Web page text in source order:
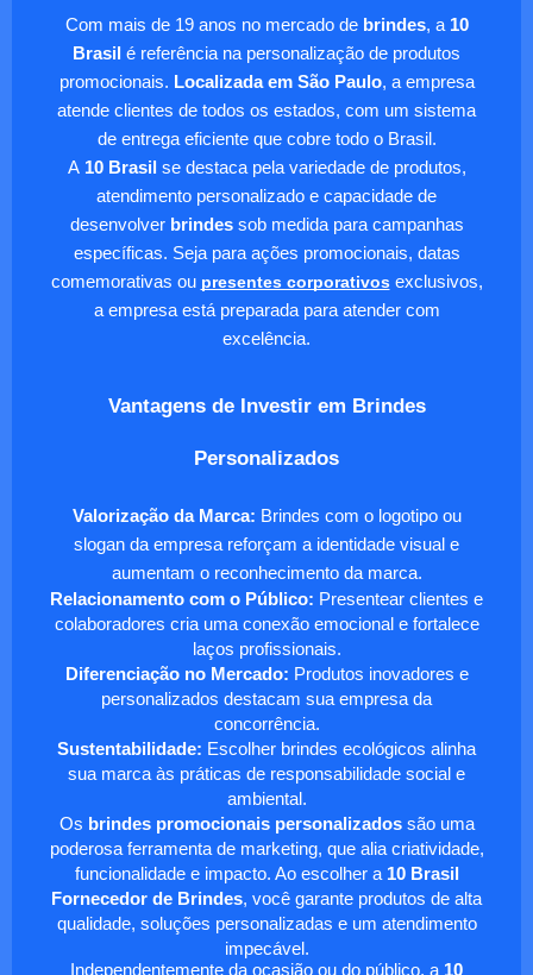
Com mais de 19 anos no mercado de brindes, a 10
Brasil é referência na personalização de produtos
promocionais. Localizada em São Paulo, a empresa
atende clientes de todos os estados, com um sistema
de entrega eficiente que cobre todo o Brasil.
A10 Brasil se destaca pela variedade de produtos,
atendimento personalizado e capacidade de
desenvolver brindessob medida para campanhas
específicas. Seja para ações promocionais, datas
comemorativas ou presentes corporativosexclusivos,
a empresa está preparada para atender com
excelência.
Vantagens de Investir em Brindes
Personalizados
Valorização da Marca: Brindes com o logotipo ou
slogan da empresa reforçam a identidade visual e
aumentam o reconhecimento da marca.
Relacionamento com o Público: Presentear clientes e
colaboradores cria uma conexão emocional e fortalece
laços profissionais.
Diferenciação no Mercado: Produtos inovadores e
personalizados destacam sua empresa da
concorrência.
Sustentabilidade: Escolher brindes ecológicos alinha
sua marca às práticas de responsabilidade social e
ambiental.
Os brindes promocionais personalizadossão uma
poderosa ferramenta de marketing, que alia criatividade,
funcionalidade e impacto. Ao escolher a 10 Brasil
Fornecedor de Brindes, você garante produtos de alta
qualidade, soluções personalizadas e um atendimento
impecável.
Independentemente da ocasião ou do público, a 10